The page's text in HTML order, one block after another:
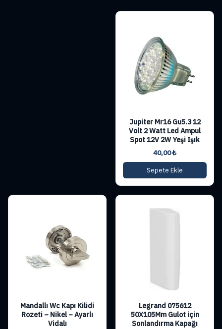
Jupiter Mr16 Gu5.3 12
Volt 2 Watt Led Ampul
Spot 12V 2W Yeşi Işık
40,00₺
Sepete Ekle
Mandallı Wc Kapı Kilidi
Rozeti – Nikel – Ayarlı
Vidalı
Legrand 075612
50X105Mm Gulot için
Sonlandırma Kapağı